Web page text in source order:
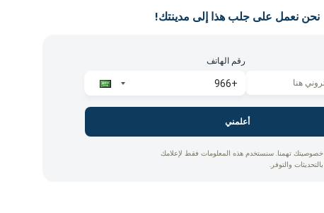
نحن نعمل على جلب هذا إلى مدينتك!
رقم الهاتف
أعلمني
خصوصيتك تهمنا. سنستخدم هذه المعلومات فقط لإعلامك
بالتحديثات والتوفر.